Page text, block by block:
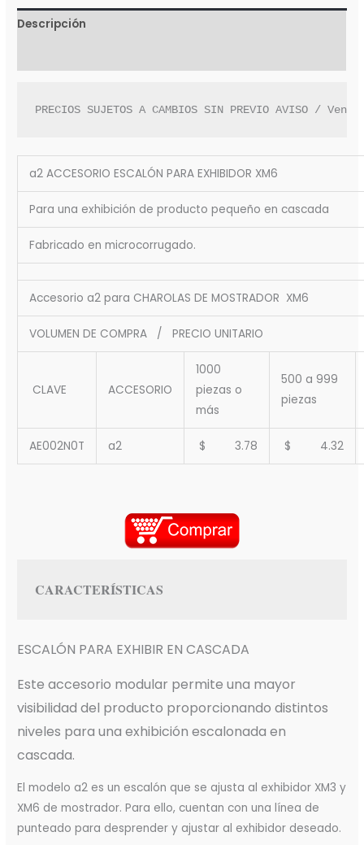
Descripción
PRECIOS SUJETOS A CAMBIOS SIN PREVIO AVISO /
a2 ACCESORIO ESCALÓN PARA EXHIBIDOR XM6
Para una exhibición de producto pequeño en cascada
Fabricado en microcorrugado.
Accesorio a2 para CHAROLAS DE MOSTRADOR XM6
VOLUMEN DE COMPRA / PRECIO UNITARIO
CLAVE ACCESORIO
1000
piezas o
más
500 a 999
piezas
AE002N0T a2 $ 3.78 $ 4.32
CARACTERÍSTICAS
ESCALÓN PARA EXHIBIR EN CASCADA
Este accesorio modular permite una mayor
visibilidad del producto proporcionando distintos
niveles para una exhibición escalonada en
cascada.
El modelo a2 es un escalón que se ajusta al exhibidor XM3 y
XM6 de mostrador. Para ello, cuentan con una línea de
punteado para desprender y ajustar al exhibidor deseado.